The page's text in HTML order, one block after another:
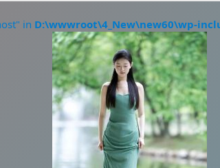
in D:\wwwroot\4_New\new60\wp-